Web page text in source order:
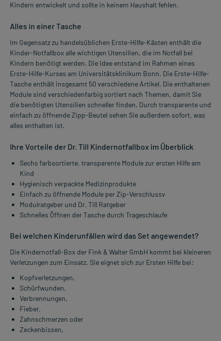
Kindern entwickelt und sollte in keinem Haushalt fehlen.
Alles in einer Tasche
Im Gegensatz zu handelsüblichen Erste-Hilfe-Kästen enthält die
Kinder-Notfallbox alle wichtigen Utensilien, die im Notfall bei
Kindern benötigt werden. Die Idee entstand im Rahmen eines
Erste-Hilfe-Kurses am Universitätsklinikum Bonn. Die Erste-Hilfe-
Tasche enthält insgesamt 50 verschiedene Artikel. Die enthaltenen
Module sind verschiedenfarbig sortiert nach Themen, damit Sie
die benötigten Utensilien schneller finden. Durch transparente und
einfach zu öffnende Zipp-Beutel sehen Sie außerdem sofort, was
alles enthalten ist.
Ihre Vorteile der Dr. Till Kindernotfallbox im Überblick
Sechs farbsortierte, transparente Module zur ersten Hilfe am
Kind
Hygienisch verpackte Medizinprodukte
Einfach zu öffnende Module per Zip-Verschlussv
Modulratgeber und Dr. Till Ratgeber
Schnelles Öffnen der Tasche durch Trageschlaufe
Bei welchen Kinderunfällen wird das Set angewendet?
Die Kindernotfall-Box der Fink & Walter GmbH kommt bei kleineren
Verletzungen zum Einsatz. Sie eignet sich zur Ersten Hilfe bei:
Kopfverletzungen,
Schürfwunden,
Verbrennungen,
Fieber,
Zahnschmerzen oder
Zeckenbissen.